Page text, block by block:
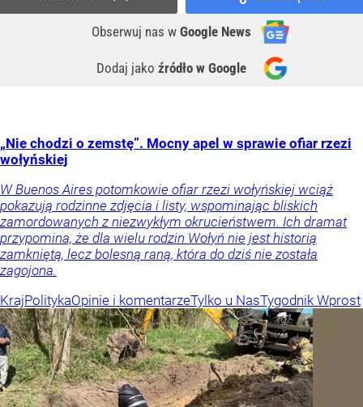
Obserwuj nas w Google News
Dodaj jako źródło w Google
„Nie chodzi o zemstę”. Mocny apel w sprawie ofiar rzezi
wołyńskiej
W Buenos Aires potomkowie ofiar rzezi wołyńskiej wciąż
pokazują rodzinne zdjęcia i listy, wspominając bliskich
zamordowanych z niezwykłym okrucieństwem. Ich dramat
przypomina, że dla wielu rodzin Wołyń nie jest historią
zamkniętą, lecz bolesną raną, która do dziś nie została
zagojona.
KrajPolitykaOpinie i komentarzeTylko u NasTygodnik Wprost